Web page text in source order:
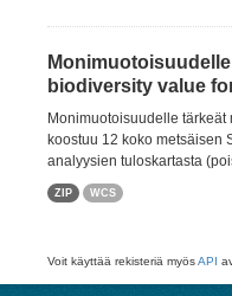
biodiversity value
Monimuotoisuudelle
koostuu 12 koko metsäisen
analyysien tuloskartasta
ZIP WCS
Voit käyttää rekisteriä myösAPI